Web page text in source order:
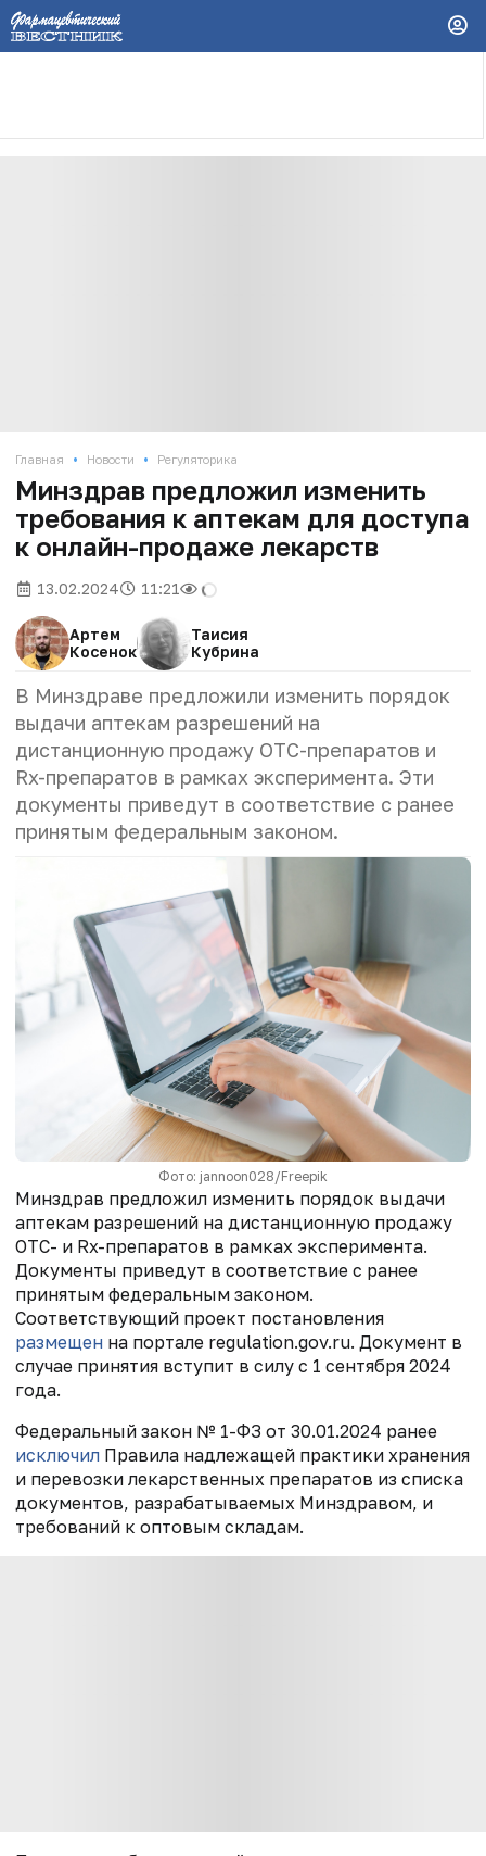
Главная • Новости • Регуляторика
Минздрав предложил изменить
требования к аптекам для доступа
к онлайн-продаже лекарств
13.02.2024 11:21
Артем
Косенок
Таисия
Кубрина
В Минздраве предложили изменить порядок
выдачи аптекам разрешений на
дистанционную продажу OTC-препаратов и
Rx-препаратов в рамках эксперимента. Эти
документы приведут в соответствие с ранее
принятым федеральным законом.
Фото: jannoon028 /Freepik
Минздрав предложил изменить порядок выдачи
аптекам разрешений на дистанционную продажу
OTC- и Rx-препаратов в рамках эксперимента.
Документы приведут в соответствие с ранее
принятым федеральным законом.
Соответствующий проект постановления
размещен на портале regulation.gov.ru. Документ в
случае принятия вступит в силу с 1 сентября 2024
года.
Федеральный закон № 1-ФЗ от 30.01.2024 ранее
исключил Правила надлежащей практики хранения
и перевозки лекарственных препаратов из списка
документов, разрабатываемых Минздравом, и
требований к оптовым складам.